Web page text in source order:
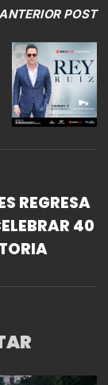
POST
REGRESA